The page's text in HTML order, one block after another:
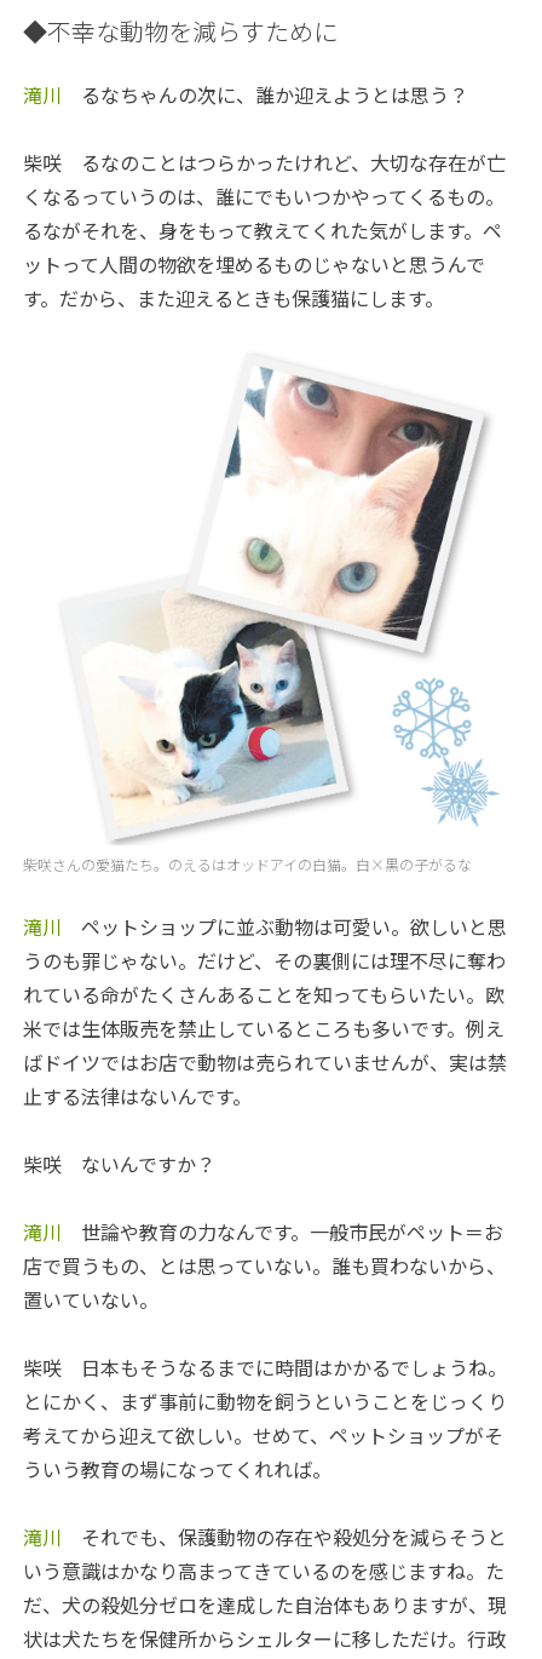
◆不幸な動物を減らすために
滝川 るなちゃんの次に、誰か迎えようとは思う？
柴咲 るなのことはつらかったけれど、大切な存在が亡
くなるっていうのは、誰にでもいつかやってくるもの。
るながそれを、身をもって教えてくれた気がします。ペ
ットって人間の物欲を埋めるものじゃないと思うんで
す。だから、また迎えるときも保護猫にします。
柴咲さんの愛猫たち。のえるはオッドアイの白猫。白×黒の子がるな
滝川 ペットショップに並ぶ動物は可愛い。欲しいと思
うのも罪じゃない。だけど、その裏側には理不尽に奪わ
れている命がたくさんあることを知ってもらいたい。欧
米では生体販売を禁止しているところも多いです。例え
ばドイツではお店で動物は売られていませんが、実は禁
止する法律はないんです。
柴咲 ないんですか？
滝川 世論や教育の力なんです。一般市民がペット＝お
店で買うもの、とは思っていない。誰も買わないから、
置いていない。
柴咲 日本もそうなるまでに時間はかかるでしょうね。
とにかく、まず事前に動物を飼うということをじっくり
考えてから迎えて欲しい。せめて、ペットショップがそ
ういう教育の場になってくれれば。
滝川 それでも、保護動物の存在や殺処分を減らそうと
いう意識はかなり高まってきているのを感じますね。た
だ、犬の殺処分ゼロを達成した自治体もありますが、現
状は犬たちを保健所からシェルターに移しただけ。行政